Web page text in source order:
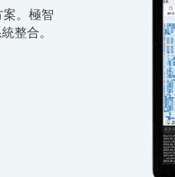
。極智
整合。